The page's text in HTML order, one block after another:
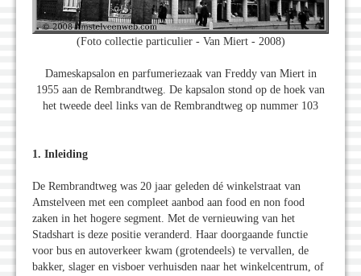
(Foto collectie particulier - Van Miert - 2008)
Dameskapsalon en parfumeriezaak van Freddy van Miert in
1955 aan de Rembrandtweg. De kapsalon stond op de hoek van
het tweede deel links van de Rembrandtweg op nummer 103
1. Inleiding
De Rembrandtweg was 20 jaar geleden dé winkelstraat van
Amstelveen met een compleet aanbod aan food en non food
zaken in het hogere segment. Met de vernieuwing van het
Stadshart is deze positie veranderd. Haar doorgaande functie
voor bus en autoverkeer kwam (grotendeels) te vervallen, de
bakker, slager en visboer verhuisden naar het winkelcentrum, of